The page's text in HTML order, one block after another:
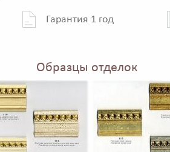
Гарантия 1 год
Образцы отделок